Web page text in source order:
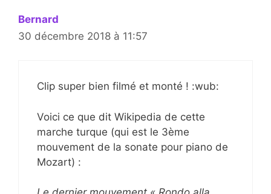
Bernard
30 décembre 2018 à 11:57
Clip super bien filmé et monté ! :wub:
Voici ce que dit Wikipedia de cette
marche turque (qui est le 3ème
mouvement de la sonate pour piano de
Mozart) :